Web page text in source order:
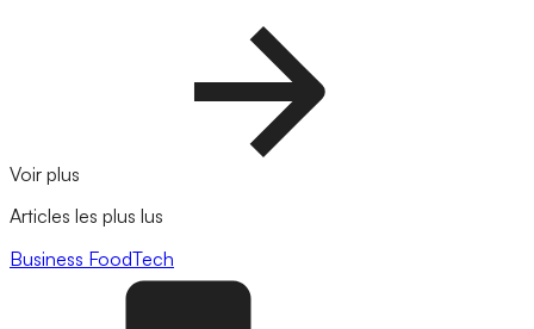
Voir plus
Articles les plus lus
Business FoodTech